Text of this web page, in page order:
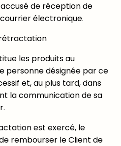
de réception de
électronique.
rétractation
les produits au
personne désignée par ce
et, au plus tard, dans
la communication de sa
est exercé, le
rembourser le Client de